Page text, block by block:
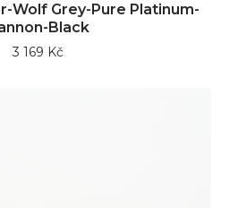
Wolf Grey-Pure Platinum-
Black
3 169 Kč